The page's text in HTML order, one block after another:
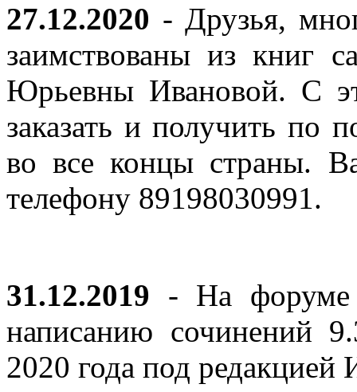
27.12.2020 - Друзья,
заимствованы из книг
Юрьевны Ивановой. С
заказать и получить по
во все концы страны.
телефону 89198030991.
31.12.2019 - На форуме
написанию сочинений
2020 года под